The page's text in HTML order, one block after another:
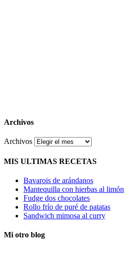
Archivos
Archivos
MIS ULTIMAS RECETAS
Bavarois de arándanos
Mantequilla con hierbas al limón
Fudge dos chocolates
Rollo frío de puré de patatas
Sandwich mimosa al curry
Mi otro blog